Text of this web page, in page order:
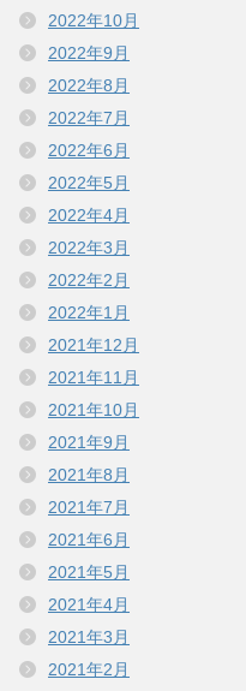
2022年10月
2022年9月
2022年8月
2022年7月
2022年6月
2022年5月
2022年4月
2022年3月
2022年2月
2022年1月
2021年12月
2021年11月
2021年10月
2021年9月
2021年8月
2021年7月
2021年6月
2021年5月
2021年4月
2021年3月
2021年2月